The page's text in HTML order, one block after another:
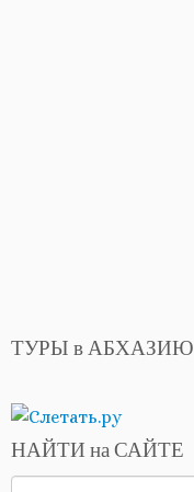
ТУРЫ в АБХАЗИЮ
НАЙТИ на САЙТЕ